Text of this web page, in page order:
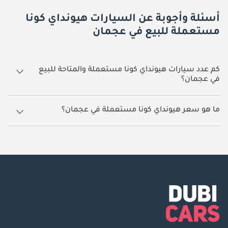
أسئلة وأجوبة عن السيارات هيونداي كونا
مستعملة للبيع في عجمان
كم عدد سيارات هيونداي كونا مستعملة والمتاحة للبيع
في عجمان؟
1 سيارة هيونداي كونا مستعملة متوفرة للبيع في عجمان.
ما هو سعر هيونداي كونا مستعملة في عجمان؟
يبدأ سعر سيارة هيونداي كونا مستعملة في عجمان 45,000.